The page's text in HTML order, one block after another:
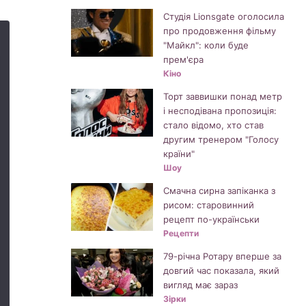
Студія Lionsgate оголосила
про продовження фільму
"Майкл": коли буде
прем'єра
Кіно
Торт заввишки понад метр
і несподівана пропозиція:
стало відомо, хто став
другим тренером "Голосу
країни"
Шоу
Смачна сирна запіканка з
рисом: старовинний
рецепт по-українськи
Рецепти
79-річна Ротару вперше за
довгий час показала, який
вигляд має зараз
Зірки